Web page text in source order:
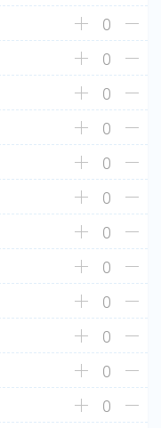
0
0
0
0
0
0
0
0
0
0
0
0